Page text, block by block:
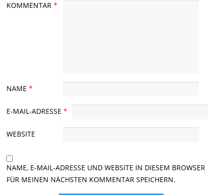
KOMMENTAR*
NAME*
E-MAIL-ADRESSE*
WEBSITE
NAME, E-MAIL-ADRESSE UND WEBSITE IN DIESEM BROWSER
FÜR MEINEN NÄCHSTEN KOMMENTAR SPEICHERN.